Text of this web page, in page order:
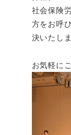
社会保険
方をお呼
決いたしま
お気軽に